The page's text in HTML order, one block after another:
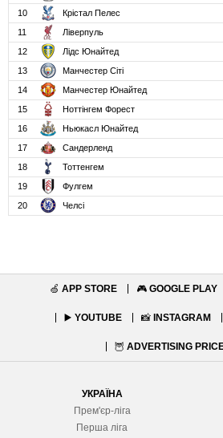
10
Крістал Пелес
11
Ліверпуль
12
Лідс Юнайтед
13
Манчестер Сіті
14
Манчестер Юнайтед
15
Ноттінгем Форест
16
Ньюкасл Юнайтед
17
Сандерленд
18
Тоттенгем
19
Фулгем
20
Челсі
🍏 APP STORE 🎮 GOOGLE PLAY
▶️ YOUTUBE 📸 INSTAGRAM
🦉 ADVERTISING
УКРАЇНА
Прем'єр-ліга
Перша ліга